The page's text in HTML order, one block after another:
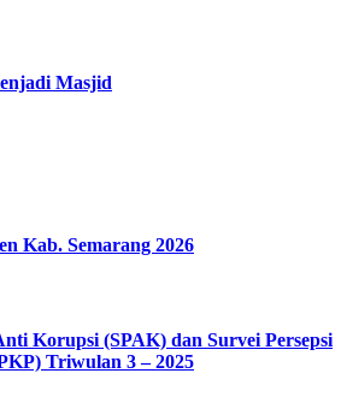
Masjid
Kab. Semarang 2026
Korupsi (SPAK) dan Survei Persepsi
Triwulan 3 – 2025